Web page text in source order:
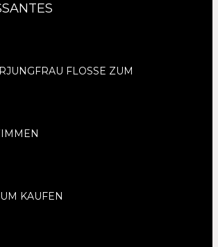
FLOSSE ZUM
KAUFEN